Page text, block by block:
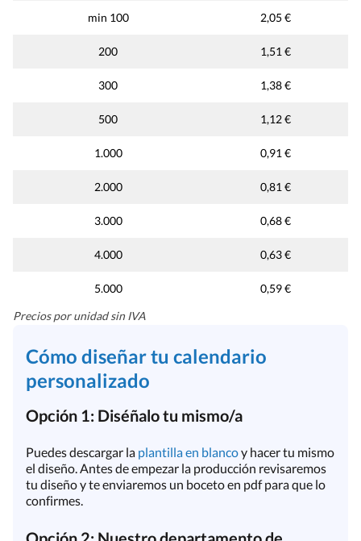
min 100 2,05 €
200 1,51 €
300 1,38 €
500 1,12 €
1.000 0,91 €
2.000 0,81 €
3.000 0,68 €
4.000 0,63 €
5.000
0,59 €
Precios por unidad sin IVA
Cómo diseñar tu calendario
personalizado
Opción 1: Diséñalo tu mismo/a
Puedes descargar la plantilla en blancoy hacer tu mismo
el diseño. Antes de empezar la producción revisaremos
tu diseño y te enviaremos un boceto en pdf para que lo
confirmes.